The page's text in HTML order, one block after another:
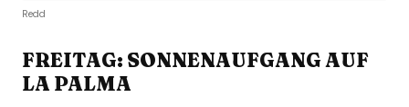
Redd
FREITAG: SONNENAUFGANG AUF
LA PALMA